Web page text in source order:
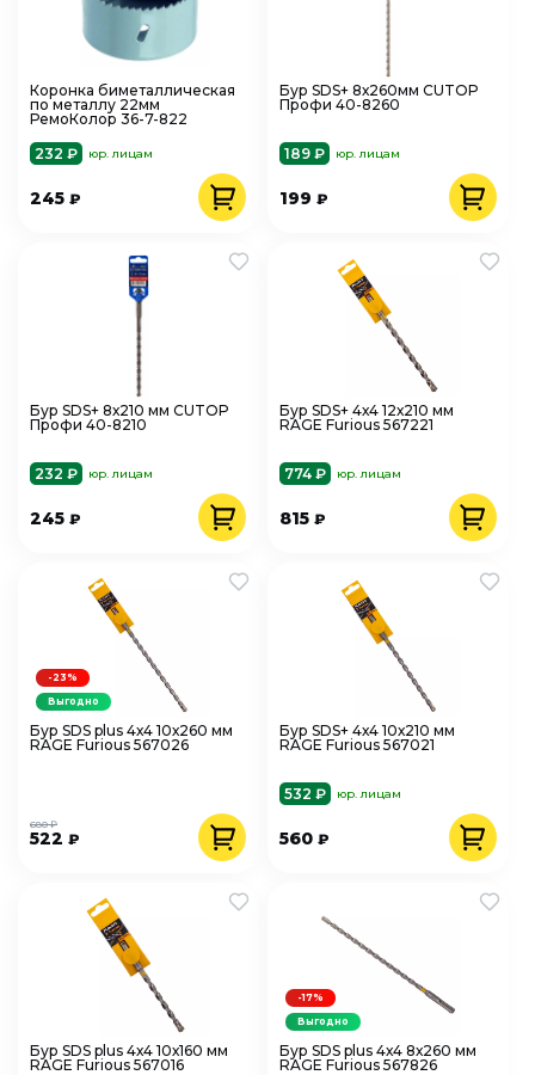
Коронка биметаллическая
по металлу 22мм
РемоКолор 36-7-822
232 ₽
юр. лицам
245 ₽
Бур SDS+ 8х260мм CUTOP
Профи 40-8260
189 ₽ юр. лицам
199₽
Бур SDS+ 8х210 мм CUTOP
Профи 40-8210
232 ₽ юр. лицам
245 ₽
Бур SDS+ 4х4 12х210 мм
RAGE Furious 567221
774 ₽ юр. лицам
815₽
Бур SDS plus 4х4 10х260 мм
RAGE Furious 567026
522 ₽
680 ₽
-23%
Выгодно
Бур SDS+ 4х4 10х210 мм
RAGE Furious 567021
532 ₽ юр. лицам
560₽
Бур SDS plus 4х4 10х160 мм
RAGE Furious 567016
Бур SDS plus 4х4 8х260 мм
RAGE Furious 567826
-17%
Выгодно